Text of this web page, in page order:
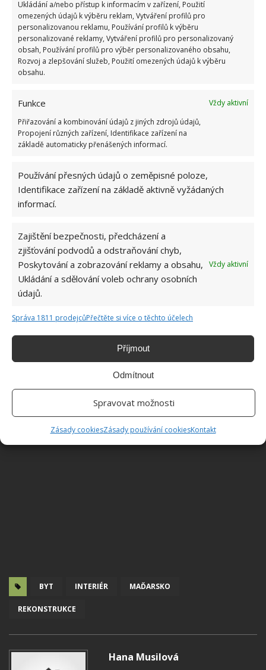
Ukládání a/nebo přístup k informacím v zařízení, Použití
omezených údajů k výběru reklam, Vytváření profilů pro
personalizovanou reklamu, Používání profilů k výběru
personalizované reklamy, Vytváření profilů pro personalizovaný
obsah, Používání profilů pro výběr personalizovaného obsahu,
Rozvoj a zlepšování služeb, Použití omezených údajů k výběru
obsahu.
Funkce
Vždy aktivní
Přiřazování a kombinování údajů z jiných zdrojů údajů,
Propojení různých zařízení, Identifikace zařízení na
základě automaticky přenášených informací.
Používání přesných údajů o zeměpisné poloze,
Identifikace zařízení na základě aktivně vyžádaných
informací.
Zajištění bezpečnosti, předcházení a
zjišťování podvodů a odstraňování chyb,
Poskytování a zobrazování reklamy a obsahu,
Ukládání a sdělování voleb ochrany osobních
údajů.
Vždy aktivní
Správa 1811 prodejcůPřečtěte si více o těchto účelech
Příjmout
Odmítnout
Spravovat možnosti
Zásady cookiesZásady používání cookiesKontakt
třeba myslet na to, že tento malý byt má jenom
jedno okno. A to musí dodávat světlo do celého
interiéru. Dále došlo i na zvolení vhodných barev, i
materiál, které spolu dobře ladí a vytváří harmonii.
A pokud jde o praktičnost, nelze opomenout
byl malý byt zajímavě rozšířen, což umožnily hlavně
jeho vyšší stropy.
BYT INTERIÉR MAĎARSKO
REKONSTRUKCE
Hana Musilová